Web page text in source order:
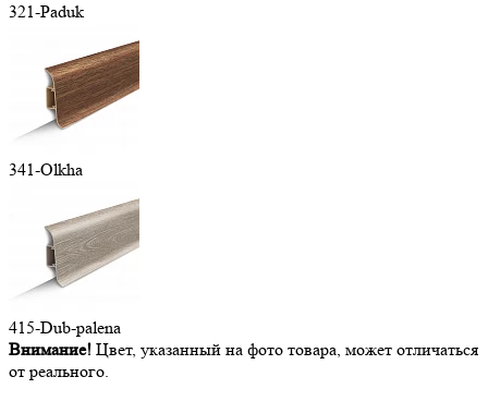
321-Paduk
341-Olkha
415-Dub-palena
Внимание! Цвет, указанный на фото товара, может отличаться
от реального.